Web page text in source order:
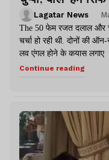
Lagatar News
The 50 फेम रजत दलाल और
चर्चा हो रही थी. दोनों की
लव एंगल होने के कयास लगाए
Continue reading